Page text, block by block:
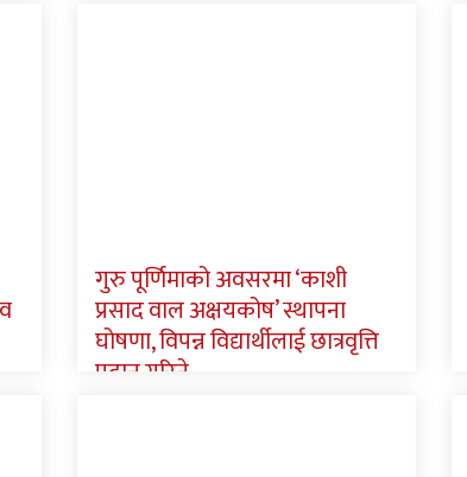
गुरु पूर्णिमाको अवसरमा ‘काशी
प्रसाद वाल अक्षयकोष’ स्थापना
घोषणा, विपन्न विद्यार्थीलाई छात्रवृत्ति
प्रदान गरिने